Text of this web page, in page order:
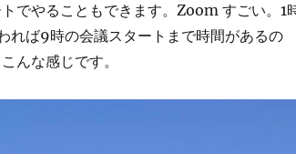
でやることもできます。Zoom すごい。1
れば9時の会議スタートまで時間があるの
んな感じです。